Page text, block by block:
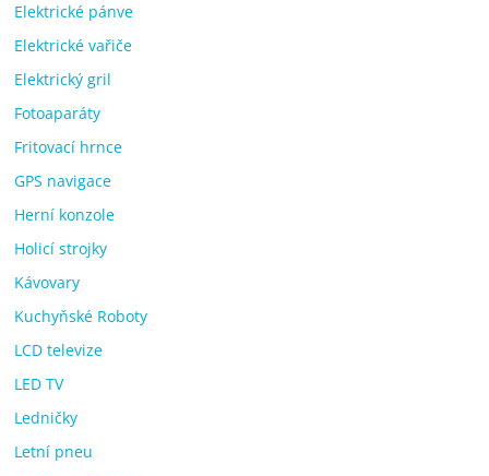
Elektrické pánve
Elektrické vařiče
Elektrický gril
Fotoaparáty
Fritovací hrnce
GPS navigace
Herní konzole
Holicí strojky
Kávovary
Kuchyňské Roboty
LCD televize
LED TV
Ledničky
Letní pneu